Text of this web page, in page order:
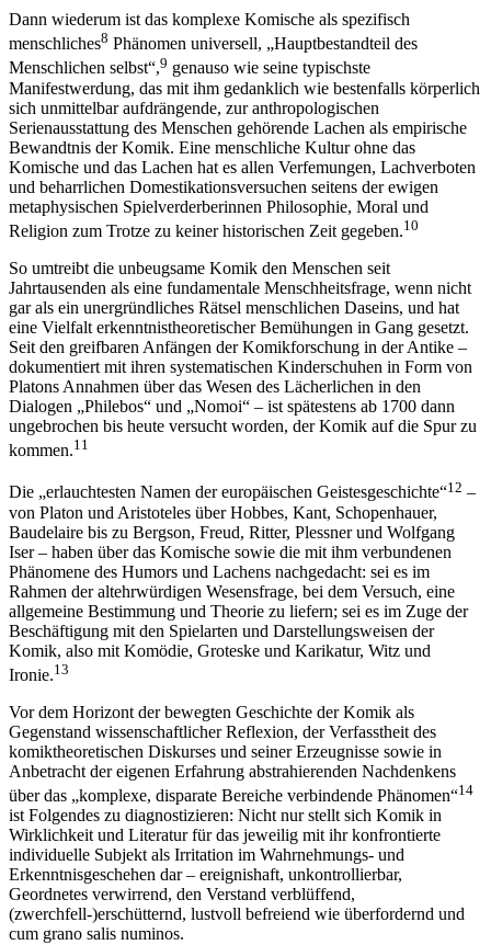
Dann wiederum ist das komplexe Komische als spezifisch
menschliches8 Phänomen universell, „Hauptbestandteil des
Menschlichen selbst“,9 genauso wie seine typischste
Manifestwerdung, das mit ihm gedanklich wie bestenfalls körperlich
sich unmittelbar aufdrängende, zur anthropologischen
Serienausstattung des Menschen gehörende Lachen als empirische
Bewandtnis der Komik. Eine menschliche Kultur ohne das
Komische und das Lachen hat es allen Verfemungen, Lachverboten
und beharrlichen Domestikationsversuchen seitens der ewigen
metaphysischen Spielverderberinnen Philosophie, Moral und
Religion zum Trotze zu keiner historischen Zeit gegeben.10
So umtreibt die unbeugsame Komik den Menschen seit
Jahrtausenden als eine fundamentale Menschheitsfrage, wenn nicht
gar als ein unergründliches Rätsel menschlichen Daseins, und hat
eine Vielfalt erkenntnistheoretischer Bemühungen in Gang gesetzt.
Seit den greifbaren Anfängen der Komikforschung in der Antike –
dokumentiert mit ihren systematischen Kinderschuhen in Form von
Platons Annahmen über das Wesen des Lächerlichen in den
Dialogen „Philebos“ und „Nomoi“ – ist spätestens ab 1700 dann
ungebrochen bis heute versucht worden, der Komik auf die Spur zu
kommen.11
Die „erlauchtesten Namen der europäischen Geistesgeschichte“12 –
von Platon und Aristoteles über Hobbes, Kant, Schopenhauer,
Baudelaire bis zu Bergson, Freud, Ritter, Plessner und Wolfgang
Iser – haben über das Komische sowie die mit ihm verbundenen
Phänomene des Humors und Lachens nachgedacht: sei es im
Rahmen der altehrwürdigen Wesensfrage, bei dem Versuch, eine
allgemeine Bestimmung und Theorie zu liefern; sei es im Zuge der
Beschäftigung mit den Spielarten und Darstellungsweisen der
Komik, also mit Komödie, Groteske und Karikatur, Witz und
Ironie.13
Vor dem Horizont der bewegten Geschichte der Komik als
Gegenstand wissenschaftlicher Reflexion, der Verfasstheit des
komiktheoretischen Diskurses und seiner Erzeugnisse sowie in
Anbetracht der eigenen Erfahrung abstrahierenden Nachdenkens
über das „komplexe, disparate Bereiche verbindende Phänomen“14
ist Folgendes zu diagnostizieren: Nicht nur stellt sich Komik in
Wirklichkeit und Literatur für das jeweilig mit ihr konfrontierte
individuelle Subjekt als Irritation im Wahrnehmungs- und
Erkenntnisgeschehen dar – ereignishaft, unkontrollierbar,
Geordnetes verwirrend, den Verstand verblüffend,
(zwerchfell-)erschütternd, lustvoll befreiend wie überfordernd und
cum grano salis numinos.